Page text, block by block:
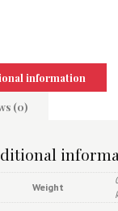
information
(0)
Weight